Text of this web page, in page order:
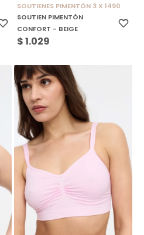
SOUTIENES PIMENTÓN 3 X 1490
SOUTIEN PIMENTÓN
CONFORT - BEIGE
$1.029